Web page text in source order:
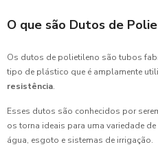
O que são Dutos de
Os dutos de polietileno são tubos
tipo de plástico que é amplamente
resistência.
Esses dutos são conhecidos por
os torna ideais para uma variedade
água, esgoto e sistemas de irrigação.